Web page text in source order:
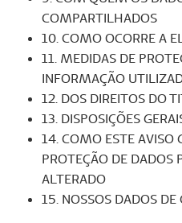
COMPARTILHADOS
10. COMO OCORRE A
11. MEDIDAS DE
INFORMAÇÃO
12. DOS DIREITOS DO
13. DISPOSIÇÕES
14. COMO ESTE AVISO
PROTEÇÃO DE DADOS
ALTERADO
15. NOSSOS DADOS DE